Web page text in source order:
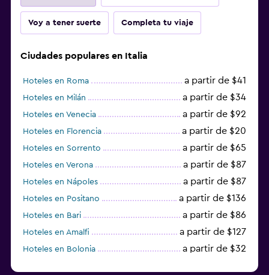
Voy a tener suerte Completa tu viaje
Ciudades populares en Italia
Hoteles en Roma a partir de $41
Hoteles en Milán a partir de $34
Hoteles en Venecia a partir de $92
Hoteles en Florencia a partir de $20
Hoteles en Sorrento a partir de $65
Hoteles en Verona a partir de $87
Hoteles en Nápoles a partir de $87
Hoteles en Positano a partir de $136
Hoteles en Bari a partir de $86
Hoteles en Amalfi a partir de $127
Hoteles en Bolonia a partir de $32